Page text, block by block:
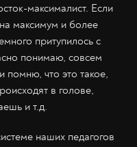
максималист. Если
максимум и более
притупилось с
понимаю, совсем
помню, что это такое,
в голове,
и т.д.
наших педагогов